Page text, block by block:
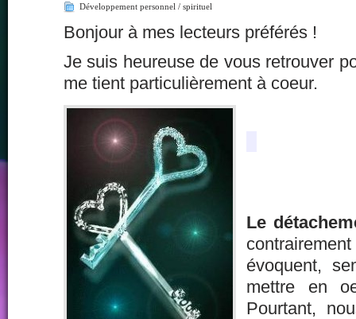
Développement personnel / spirituel
Bonjour à mes lecteurs préférés !
Je suis heureuse de vous retrouver
me tient particulièrement à coeur.
Le
évoquent,
mettre en
Pourtant,